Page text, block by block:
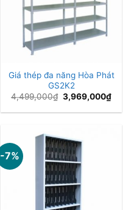
Giá thép đa năng Hòa Phát
GS2K2
4,499,000₫ Giá
gốc
là:
3,969,000₫Giá
tại
-7%